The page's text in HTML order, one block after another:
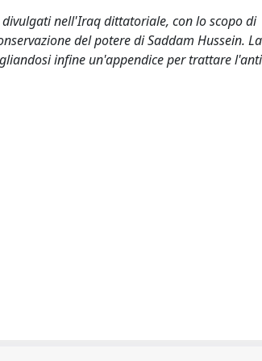
nell'Iraq dittatoriale, con lo scopo di
del potere di Saddam Hussein.
infine un'appendice per trattare l'anti